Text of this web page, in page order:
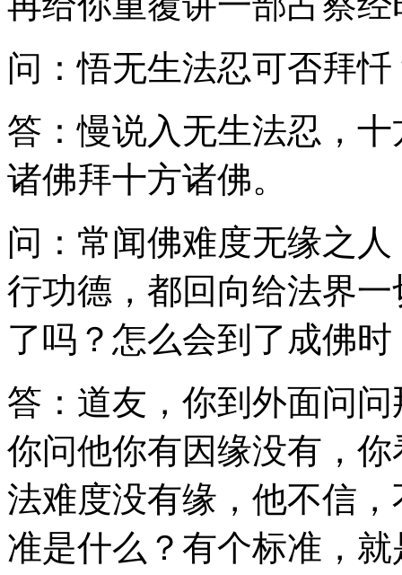
问：悟无生法忍可否拜忏
答：慢说入无生法忍，
诸佛拜十方诸佛。
问：常闻佛难度无缘之
行功德，都回向给法界
了吗？怎么会到了成佛
答：道友，你到外面问
你问他你有因缘没有，
法难度没有缘，他不信
准是什么？有个标准，